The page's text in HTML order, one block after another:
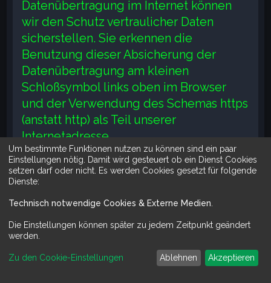
Datenübertragung im Internet können
wir den Schutz vertraulicher Daten
sicherstellen. Sie erkennen die
Benutzung dieser Absicherung der
Datenübertragung am kleinen
Schloßsymbol links oben im Browser
und der Verwendung des Schemas https
(anstatt http) als Teil unserer
Internetadresse.
Eingebettete Social Media Elemente
Datenschutzerklärung
Wir binden auf unserer Webseite
um Bilder, Videos und Texte anzuzeigen.
Durch den Besuch von Seiten die diese
Elemente darstellen, werden Daten von
Um bestimmte Funktionen nutzen zu können sind ein paar
Einstellungen nötig. Damit wird gesteuert ob ein Dienst Cookies
setzen darf oder nicht. Es werden Cookies gesetzt für folgende
Dienste:
Technisch notwendige Cookies & Externe Medien
Die Einstellungen können später zu jedem Zeitpunkt geändert
werden.
Zu den Cookie-Einstellungen Ablehnen Akzeptieren